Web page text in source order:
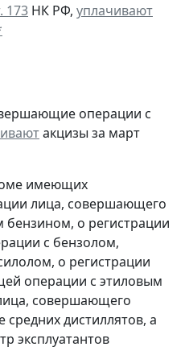
173 НК РФ, уплачивают
операции с
акцизы за март
имеющих
лица, совершающего
о регистрации
с бензолом,
о регистрации
операции с этиловым
совершающего
дистиллятов, а
эксплуатантов